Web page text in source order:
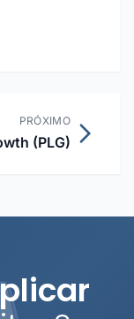
PRÓXIMO
(PLG)